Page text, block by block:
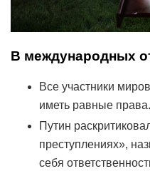
В международных
Все участники
иметь равные права.
Путин
преступлениях»,
себя